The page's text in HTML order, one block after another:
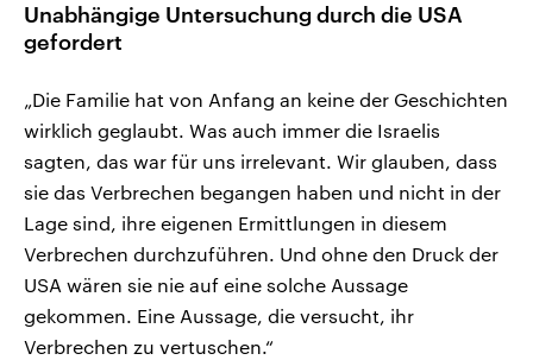
Unabhängige Untersuchung durch die USA
gefordert
„Die Familie hat von Anfang an keine der Geschichten
wirklich geglaubt. Was auch immer die Israelis
sagten, das war für uns irrelevant. Wir glauben, dass
sie das Verbrechen begangen haben und nicht in der
Lage sind, ihre eigenen Ermittlungen in diesem
Verbrechen durchzuführen. Und ohne den Druck der
USA wären sie nie auf eine solche Aussage
gekommen. Eine Aussage, die versucht, ihr
Verbrechen zu vertuschen.“